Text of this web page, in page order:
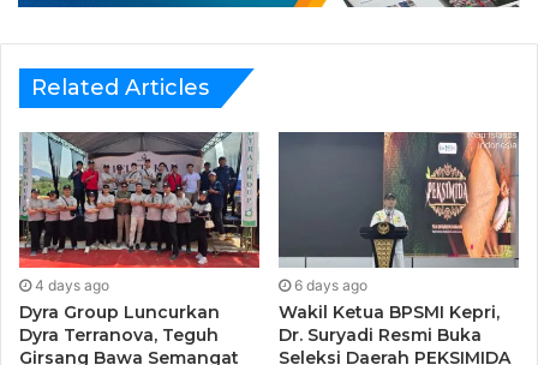
ini maupun di masa mendatang,” ujar Ki Herru, Ketua
Perayaan ini menjadi bukti nyata bahwa semangat
kemerdekaan dapat dirasakan oleh semua lapisan
masyarakat, sekaligus menjadi momen untuk
menumbuhkan kebersamaan, kepedulian, dan rasa syukur
atas nikmat kemerdekaan yang telah diperjuangkan para
pahlawan bangsa.
Related Articles
4 days ago
Dyra Group Luncurkan
Dyra Terranova, Teguh
Girsang Bawa Semangat
6 days ago
Wakil Ketua BPSMI Kepri,
Dr. Suryadi Resmi Buka
Seleksi Daerah PEKSIMIDA